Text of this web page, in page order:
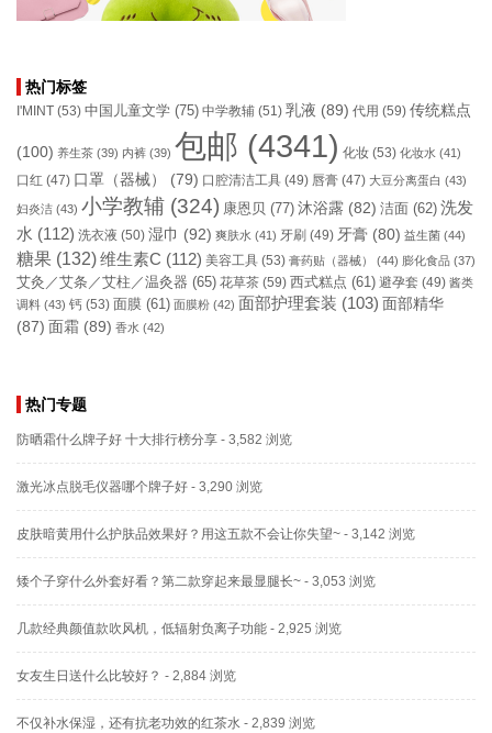
热门标签
I'MINT (53) 中国儿童文学 (75) 中学教辅 (51) 乳液 (89) 代用 (59) 传统糕点
(100) 养生茶 (39) 内裤 (39) 包邮 (4341) 化妆 (53) 化妆水 (41)
口红 (47) 口罩（器械） (79) 口腔清洁工具 (49) 唇膏 (47) 大豆分离蛋白 (43)
妇炎洁 (43) 小学教辅 (324) 康恩贝 (77) 沐浴露 (82) 洁面 (62) 洗发
水 (112) 洗衣液 (50) 湿巾 (92) 爽肤水 (41) 牙刷 (49) 牙膏 (80) 益生菌 (44)
糖果 (132)维生素C (112) 美容工具 (53) 膏药贴（器械） (44) 膨化食品 (37)
艾灸／艾条／艾柱／温灸器 (65) 花草茶 (59) 西式糕点 (61) 避孕套 (49) 酱类
调料 (43) 钙 (53) 面膜 (61) 面膜粉 (42) 面部护理套装 (103) 面部精华
(87) 面霜 (89) 香水 (42)
热门专题
防晒霜什么牌子好 十大排行榜分享 - 3,582 浏览
激光冰点脱毛仪器哪个牌子好 - 3,290 浏览
皮肤暗黄用什么护肤品效果好？用这五款不会让你失望~ - 3,142 浏览
矮个子穿什么外套好看？第二款穿起来最显腿长~ - 3,053 浏览
几款经典颜值款吹风机，低辐射负离子功能 - 2,925 浏览
女友生日送什么比较好？ - 2,884 浏览
不仅补水保湿，还有抗老功效的红茶水 - 2,839 浏览